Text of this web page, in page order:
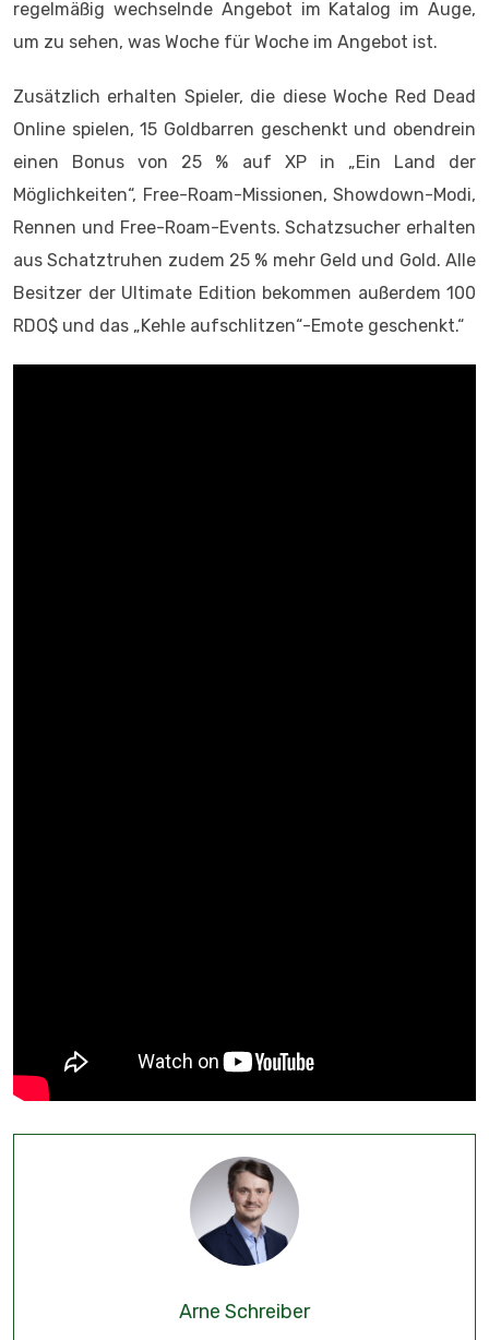
regelmäßig wechselnde Angebot im Katalog im Auge,
um zu sehen, was Woche für Woche im Angebot ist.
Zusätzlich erhalten Spieler, die diese Woche Red Dead
Online spielen, 15 Goldbarren geschenkt und obendrein
einen Bonus von 25 % auf XP in „Ein Land der
Möglichkeiten“, Free-Roam-Missionen, Showdown-Modi,
Rennen und Free-Roam-Events. Schatzsucher erhalten
aus Schatztruhen zudem 25 % mehr Geld und Gold. Alle
Besitzer der Ultimate Edition bekommen außerdem 100
RDO$ und das „Kehle aufschlitzen“-Emote geschenkt.“
Arne Schreiber